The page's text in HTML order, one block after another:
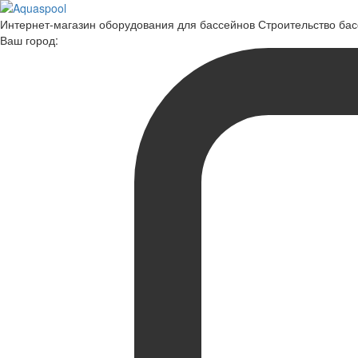
Интернет-магазин оборудования для бассейнов Строительство
Ваш город: